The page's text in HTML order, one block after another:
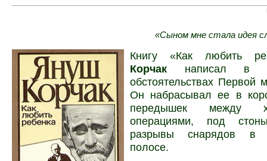
«Сыном мне стала идея
Книгу «Как любить
Корчак написал в
обстоятельствах Первой
Он набрасывал ее в
передышек между
операциями, под
разрывы снарядов в
полосе.